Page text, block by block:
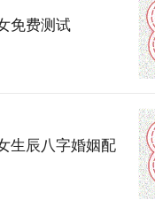
免费测试
生辰八字婚姻配